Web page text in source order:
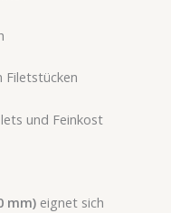
Filetstücken
und Feinkost
mm) eignet sich